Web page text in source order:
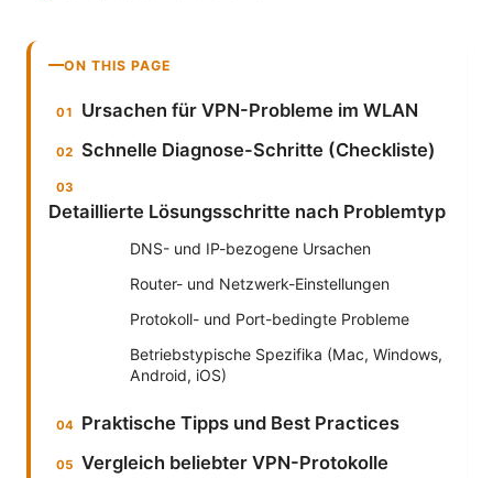
ON THIS PAGE
Ursachen für VPN-Probleme im WLAN
Schnelle Diagnose-Schritte (Checkliste)
Detaillierte Lösungsschritte nach Problemtyp
DNS- und IP-bezogene Ursachen
Router- und Netzwerk-Einstellungen
Protokoll- und Port-bedingte Probleme
Betriebstypische Spezifika (Mac, Windows,
Android, iOS)
Praktische Tipps und Best Practices
Vergleich beliebter VPN-Protokolle